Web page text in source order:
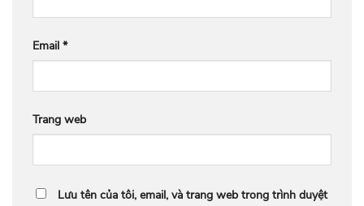
Email *
Trang web
Lưu tên của tôi, email, và trang web trong trình duyệt